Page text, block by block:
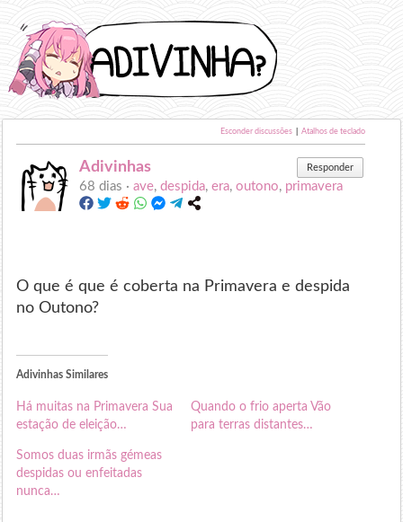
Esconder discussões Atalhos de teclado
Adivinhas Responder
68 dias ·ave,despida,era,outono, primavera
O que é que é coberta na Primavera e despida
no Outono?
Adivinhas Similares
Há muitas na Primavera Sua
estação de eleição…
Quando o frio aperta Vão
para terras distantes…
Somos duas irmãs gémeas
despidas ou enfeitadas
nunca…